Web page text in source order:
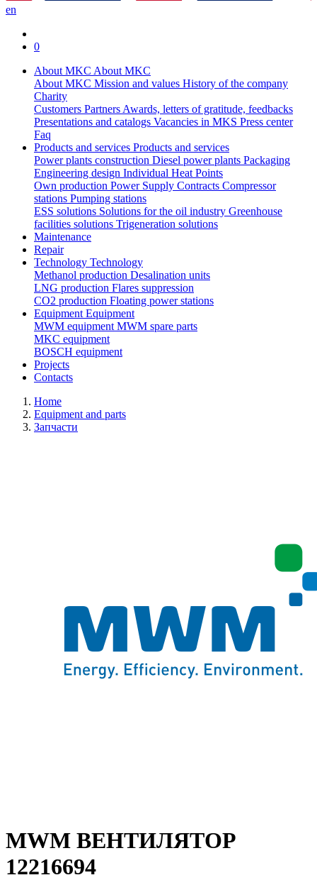
en
0
About MKC About MKC
About MKC Mission and values History of the company
Charity
Customers PartnersAwards, letters of gratitude, feedbacks
Presentations and catalogs Vacancies in MKS Press center
Faq
Products and services Products and services
Power plants construction Diesel power plants Packaging
Engineering design Individual Heat Points
Own production Power Supply Contracts Compressor
stations Pumping stations
ESS solutions Solutions for the oil industry Greenhouse
facilities solutions Trigeneration solutions
Maintenance
Repair
Technology Technology
Methanol production Desalination units
LNG production Flares suppression
СО2 production Floating power stations
EquipmentEquipment
MWM equipmentMWM spare parts
MKC equipment
BOSCH equipment
Projects
Contacts
Home
Equipment and parts
Запчасти
MWM ВЕНТИЛЯТОР
12216694